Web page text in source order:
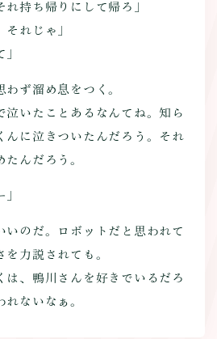
れ持ち帰りにして帰ろ」
それじゃ」
ず溜め息をつく。
いたことあるなんてね。知ら
んに泣きついたんだろう。それ
たんだろう。
のだ。ロボットだと思われて
力説されても。
、鴨川さんを好きでいるだろ
れないなぁ。